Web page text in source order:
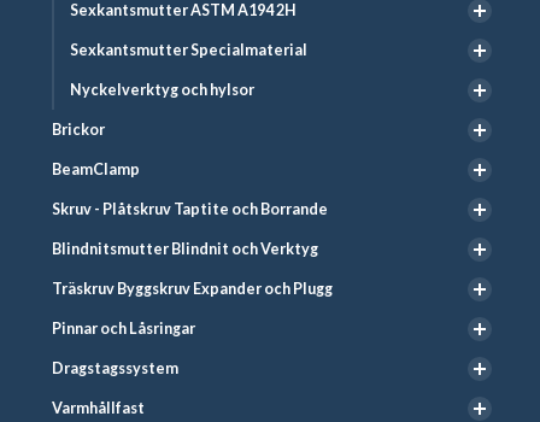
Sexkantsmutter ASTM A194 2H
Sexkantsmutter Specialmaterial
Nyckelverktyg och hylsor
Brickor
BeamClamp
Skruv - Plåtskruv Taptite och Borrande
Blindnitsmutter Blindnit och Verktyg
Träskruv Byggskruv Expander och Plugg
Pinnar och Låsringar
Dragstagssystem
Varmhållfast